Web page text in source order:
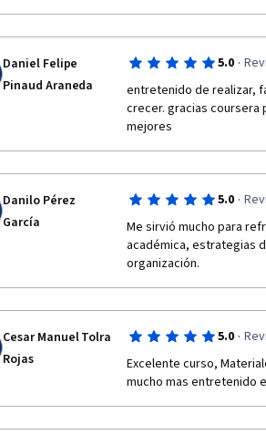
Daniel Felipe
Pinaud Araneda
5.0 ·
entretenido de realizar,
crecer. gracias coursera
mejores
Danilo Pérez
García
5.0 ·
Me sirvió mucho para
académica, estrategias
organización.
Cesar Manuel Tolra
Rojas
5.0 ·
Excelente curso,
mucho mas entretenido